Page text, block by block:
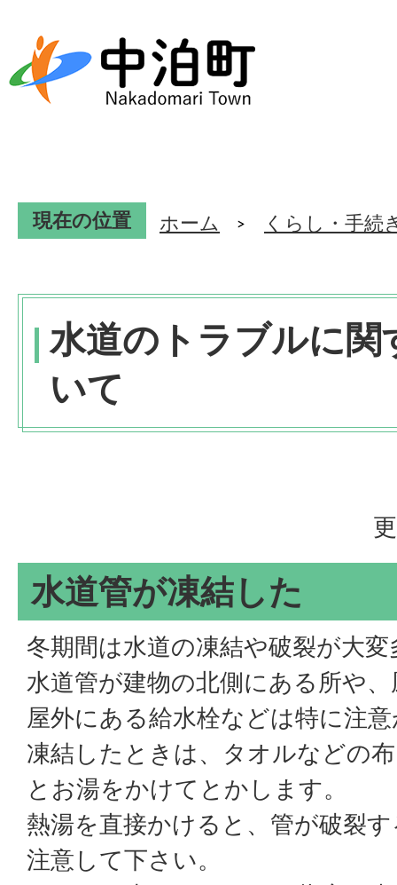
現在の位置 ホーム くらし・手続
水道のトラブルに関
いて
水道管が凍結した
冬期間は水道の凍結や破裂が大
水道管が建物の北側にある所や
屋外にある給水栓などは特に注
凍結したときは、タオルなどの
とお湯をかけてとかします。
熱湯を直接かけると、管が破裂
注意して下さい。